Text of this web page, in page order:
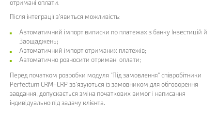
отримані оплати.
Після інтеграції з'явиться можливість:
Автоматичний імпорт виписки по платежах з банку Інвестицій й
Заощаджень;
Автоматичний імпорт отриманих платежів;
Автоматично розносити отримані оплати;
Перед початком розробки модуля "Під замовлення" співробітники
Perfectum CRM+ERP зв'язуються із замовником для обговорення
завдання, допускається зміна початкових вимог і написання
індивідуально під задачу клієнта.